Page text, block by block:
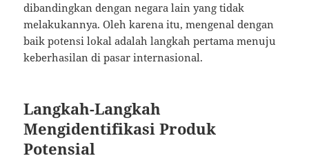
dibandingkan dengan negara lain yang tidak
melakukannya. Oleh karena itu, mengenal dengan
baik potensi lokal adalah langkah pertama menuju
keberhasilan di pasar internasional.
Langkah-Langkah
Mengidentifikasi Produk
Potensial